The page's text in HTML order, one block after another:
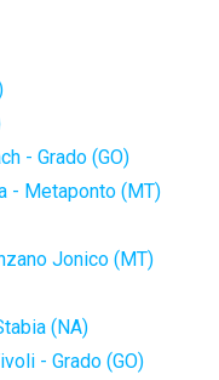
- Grado (GO)
- Metaponto (MT)
Jonico (MT)
(NA)
- Grado (GO)